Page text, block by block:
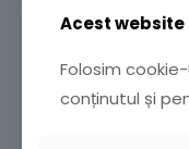
9 mai 2023
Acest
Folosim
conținutul și